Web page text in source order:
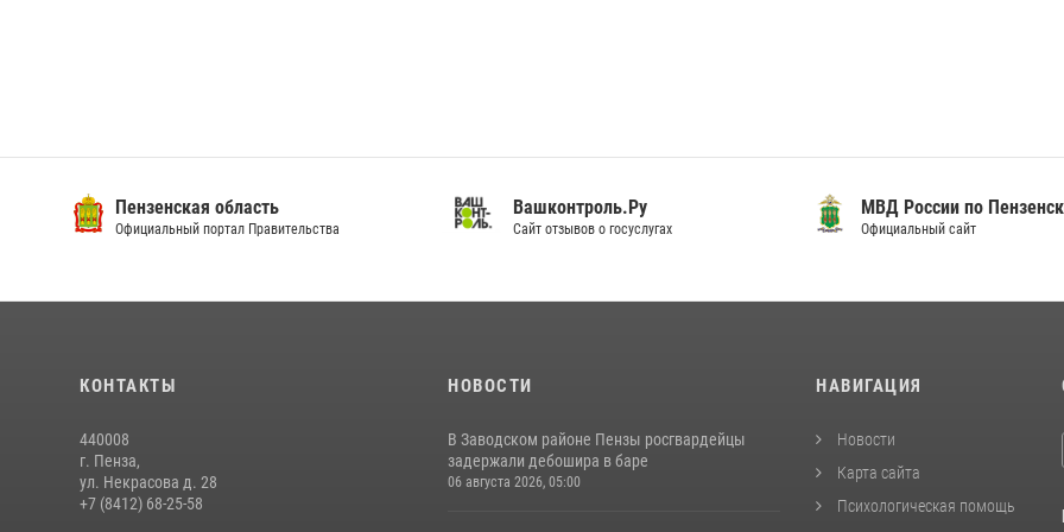
Пензенская область
Официальный портал Правительства
Вашконтроль.Ру
Сайт отзывов о госуслугах
МВД России по
Официальный сайт
КОНТАКТЫ
440008
г. Пенза,
ул. Некрасова д. 28
+7 (8412) 68-25-58
НОВОСТИ
В Заводском районе Пензы росгвардейцы
задержали дебошира в баре
06 августа 2026, 05:00
НАВИГАЦИЯ
Новости
Карта сайта
Психологическая помощь